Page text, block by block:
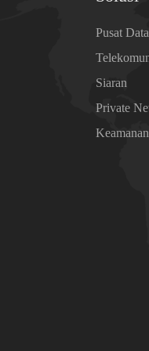
Pusat Data
Siaran
Private
Keamanan